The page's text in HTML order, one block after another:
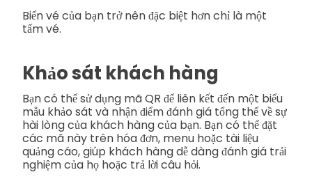
Biến vé của bạn trở nên đặc biệt hơn chỉ là một
tấm vé.
Khảo sát khách hàng
Bạn có thể sử dụng mã QR để liên kết đến một biểu
mẫu khảo sát và nhận điểm đánh giá tổng thể về sự
hài lòng của khách hàng của bạn. Bạn có thể đặt
các mã này trên hóa đơn, menu hoặc tài liệu
quảng cáo, giúp khách hàng dễ dàng đánh giá trải
nghiệm của họ hoặc trả lời câu hỏi.